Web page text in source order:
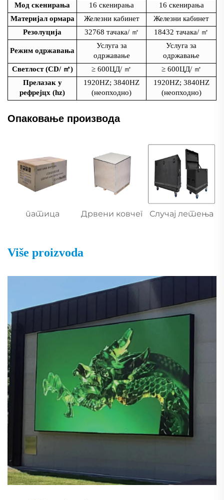
Мод скенирања
16 скенирања
16 скенирања
Материјал ормара
Железни кабинет
Железни кабинет
Резолуција
32768 тачака/ ㎡ 18432 тачака/ ㎡
Режим одржавања
Услуга за
одржавање
Услуга за
одржавање
Светлост (CD/ ㎡) ≥ 600ЦД/ ㎡ ≥ 600ЦД/ ㎡
Прелазак у
рефрејцх (hz)
1920HZ; 3840HZ
(неопходно)
1920HZ; 3840HZ
(неопходно)
Опаковање производа
патица Дрвени ковчег Случај летења
Više proizvoda